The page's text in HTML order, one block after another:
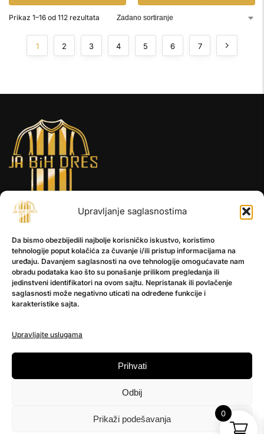
Upravljanje saglasnostima
Da bismo obezbijedili najbolje korisničko iskustvo, koristimo
tehnologije poput kolačića za čuvanje i/ili pristup informacijama na
uređaju. Davanjem saglasnosti na ove tehnologije omogućavate nam
obradu podataka kao što su ponašanje prilikom pregledanja ili
jedinstveni identifikatori na ovom sajtu. Nepristanak ili povlačenje
saglasnosti može negativno uticati na određene funkcije i
karakteristike sajta.
Upravljajte uslugama
Prihvati
Odbij
Prikaži podešavanja
Prikaz 1–16 od 112 rezultata
1 2 3 4 5 6 7
INFORMACIJE
O nama
Kontakt
POMOĆ
Politika privatnosti
PRATITE NAS
Instagram
0